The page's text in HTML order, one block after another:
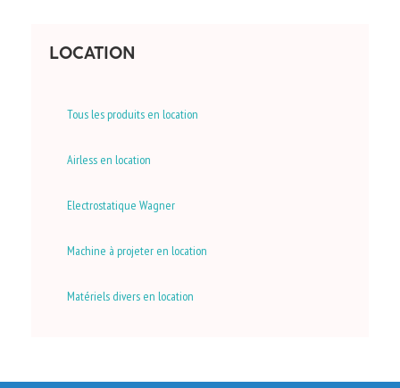
LOCATION
Tous les produits en location
Airless en location
Electrostatique Wagner
Machine à projeter en location
Matériels divers en location